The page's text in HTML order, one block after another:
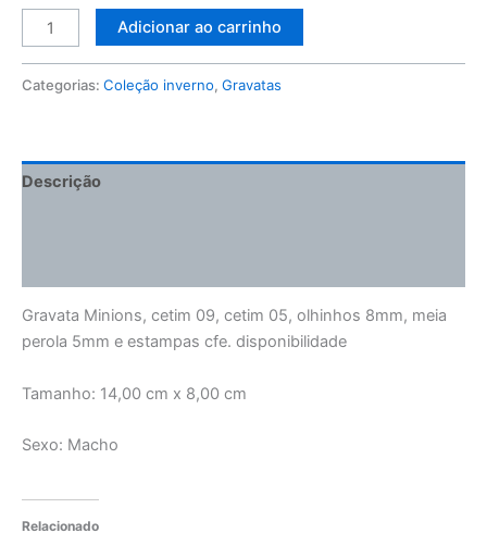
Adicionar ao carrinho
Categorias: Coleção inverno, Gravatas
Descrição
Gravata Minions, cetim 09, cetim 05, olhinhos 8mm, meia
perola 5mm e estampas cfe. disponibilidade
Tamanho: 14,00 cm x 8,00 cm
Sexo: Macho
Relacionado